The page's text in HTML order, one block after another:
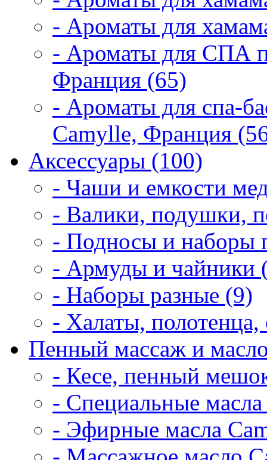
- Ароматы для
- Ароматы для СПА
Франция (65)
- Ароматы для спа-
Camylle, Франция
Аксессуары (100)
- Чаши и емкости
- Валики, подушки,
- Подносы и наборы
- Армуды и чайники
- Наборы разные (9)
- Халаты, полотенца,
Пенный массаж и
- Кесе, пенный
- Специальные
- Эфирные масла